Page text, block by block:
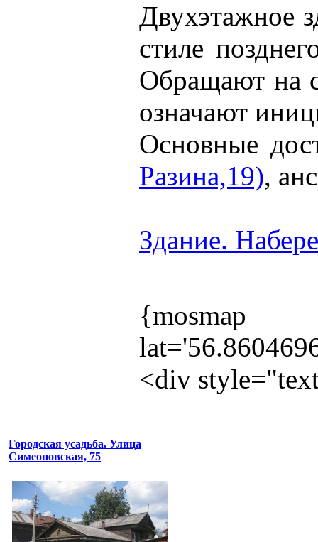
Двухэтажное
стиле
Обращают на
означают
Основные
Разина,19),
Здание.
{mosmap
<div
Городская усадьба. Улица
Симеоновская, 75